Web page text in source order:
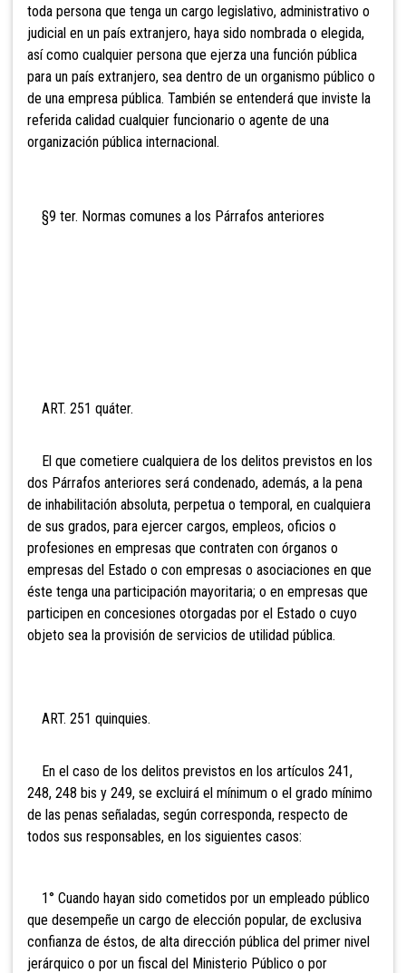
toda persona que tenga un cargo legislativo, administrativo o
judicial en un país extranjero, haya sido nombrada o elegida,
así como cualquier persona que ejerza una función pública
para un país extranjero, sea dentro de un organismo público o
de una empresa pública. También se entenderá que inviste la
referida calidad cualquier funcionario o agente de una
organización pública internacional.
§9 ter. Normas comunes a los Párrafos anteriores
ART. 251 quáter.
El que cometiere cualquiera de los delitos previstos en los
dos Párrafos anteriores será condenado, además, a la pena
de inhabilitación absoluta, perpetua o temporal, en cualquiera
de sus grados, para ejercer cargos, empleos, oficios o
profesiones en empresas que contraten con órganos o
empresas del Estado o con empresas o asociaciones en que
éste tenga una participación mayoritaria; o en empresas que
participen en concesiones otorgadas por el Estado o cuyo
objeto sea la provisión de servicios de utilidad pública.
ART. 251 quinquies.
En el caso de los delitos previstos en los artículos 241,
248, 248 bis y 249, se excluirá el mínimum o el grado mínimo
de las penas señaladas, según corresponda, respecto de
todos sus responsables, en los siguientes casos:
1° Cuando hayan sido cometidos por un empleado público
que desempeñe un cargo de elección popular, de exclusiva
confianza de éstos, de alta dirección pública del primer nivel
jerárquico o por un fiscal del Ministerio Público o por